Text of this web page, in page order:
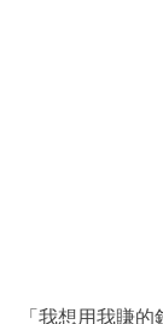
「我想用我賺